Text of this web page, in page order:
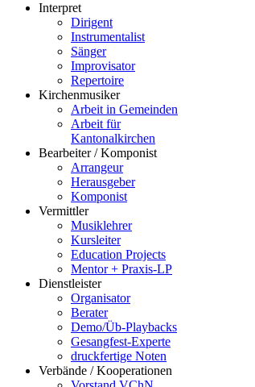
Interpret
Dirigent
Instrumentalist
Sänger
Improvisator
Repertoire
Kirchenmusiker
Arbeit in Gemeinden
Arbeit für
Kantonalkirchen
Bearbeiter / Komponist
Arrangeur
Herausgeber
Komponist
Vermittler
Musiklehrer
Kursleiter
Education Projects
Mentor + Praxis-LP
Dienstleister
Organisator
Berater
Demo/Üb-Playbacks
Gesangfest-Experte
druckfertige Noten
Verbände / Kooperationen